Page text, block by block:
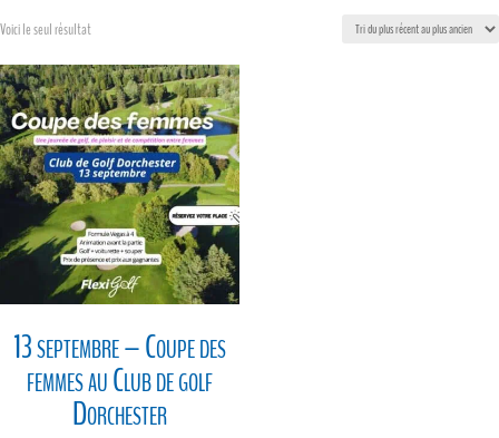
Voici le seul résultat
13 septembre – Coupe des
femmes au Club de golf
Dorchester